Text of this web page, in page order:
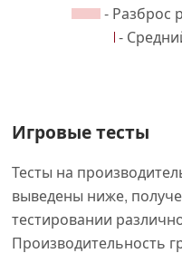
- Разброс
-
Игровые тесты
Тесты на
выведены ниже,
тестировании
Производительность